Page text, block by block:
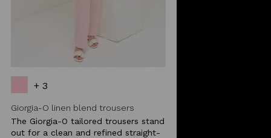
+ 3
Giorgia-O linen blend trousers
The Giorgia-O tailored trousers stand
out for a clean and refined straight-